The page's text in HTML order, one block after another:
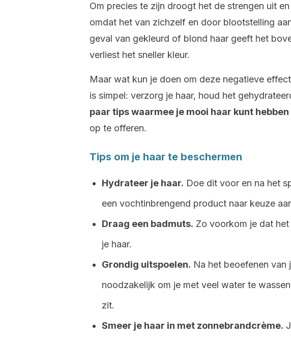
Om precies te zijn droogt het de strengen uit
omdat het van zichzelf en door blootstelling
geval van gekleurd of blond haar geeft het
verliest het sneller kleur.
Maar wat kun je doen om deze negatieve
is simpel: verzorg je haar, houd het
paar tips waarmee je mooi haar kunt hebben
op te offeren.
Tips om je haar te beschermen
Hydrateer je haar. Doe dit voor en na het
een vochtinbrengend product naar keuze
Draag een badmuts. Zo voorkom je dat
je haar.
Grondig uitspoelen. Na het beoefenen
noodzakelijk om je met veel water te
zit.
Smeer je haar in met zonnebrandcrème.